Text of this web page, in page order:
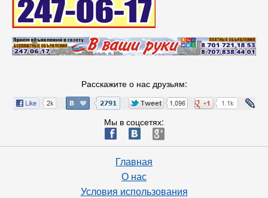
Расскажите о нас друзьям:
Мы в соцсетях:
ä æ è
Главная
О нас
Условия использования